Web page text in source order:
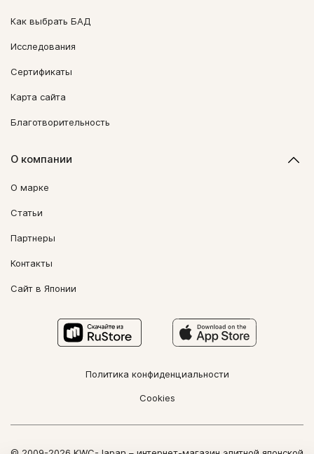
Как выбрать БАД
Исследования
Сертификаты
Карта сайта
Благотворительность
О компании
О марке
Статьи
Партнеры
Контакты
Сайт в Японии
Политика конфиденциальности
Cookies